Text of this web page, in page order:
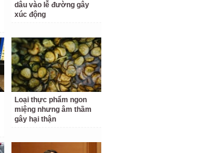
dâu vào lễ đường gây
xúc động
Loại thực phẩm ngon
miệng nhưng âm thầm
gây hại thận